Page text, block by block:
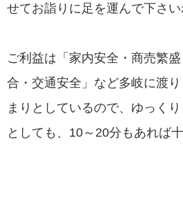
せてお詣りに足を運んで下さい
ご利益は「家内安全・商売繁
合・交通安全」など多岐に渡
まりとしているので、ゆっく
としても、10～20分もあれば十